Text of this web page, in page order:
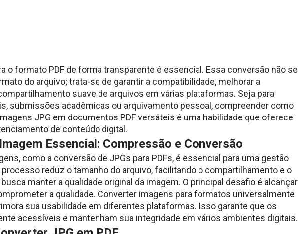
o formato PDF de forma transparente é essencial. Essa conversão não se
do arquivo; trata-se de garantir a compatibilidade, melhorar a
suave de arquivos em várias plataformas. Seja para
submissões acadêmicas ou arquivamento pessoal, compreender como
JPG em documentos PDF versáteis é uma habilidade que oferece
de conteúdo digital.
Essencial: Compressão e Conversão
como a conversão de JPGs para PDFs, é essencial para uma gestão
reduz o tamanho do arquivo, facilitando o compartilhamento e o
manter a qualidade original da imagem. O principal desafio é alcançar
a qualidade. Converter imagens para formatos universalmente
sua usabilidade em diferentes plataformas. Isso garante que os
acessíveis e mantenham sua integridade em vários ambientes digitais.